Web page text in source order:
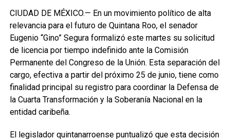
CIUDAD DE MÉXICO.— En un movimiento político de alta
relevancia para el futuro de Quintana Roo, el senador
Eugenio “Gino” Segura formalizó este martes su solicitud
de licencia por tiempo indefinido ante la Comisión
Permanente del Congreso de la Unión. Esta separación del
cargo, efectiva a partir del próximo 25 de junio, tiene como
finalidad principal su registro para coordinar la Defensa de
la Cuarta Transformación y la Soberanía Nacional en la
entidad caribeña.
El legislador quintanarroense puntualizó que esta decisión